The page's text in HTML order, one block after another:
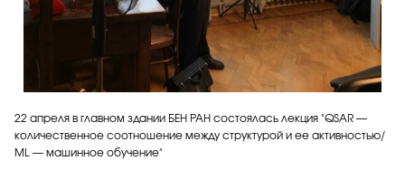
22 апреля в главном здании БЕН РАН состоялась лекция "QSAR —
количественное соотношение между структурой и ее активностью/
ML — машинное обучение"